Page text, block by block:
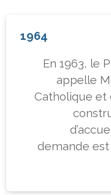
1964
En 1963, le
appelle
Catholique et
demande